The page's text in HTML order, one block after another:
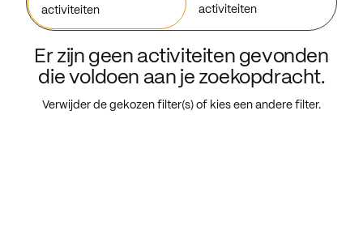
activiteiten
activiteiten
Er zijn geen activiteiten gevonden
die voldoen aan je zoekopdracht.
Verwijder de gekozen filter(s) of kies een andere filter.